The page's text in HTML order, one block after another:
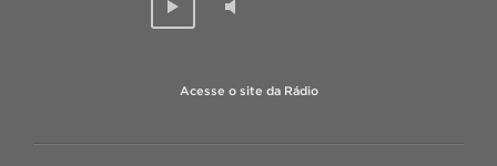
Acesse o site da Rádio